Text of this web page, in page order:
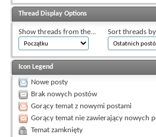
Thread Display Options
Show threads from the... Sort threads
Icon Legend
Nowe posty
Brak nowych postów
Gorący temat z nowymi postami
Gorący temat nie zawierający nowych
Temat zamknięty